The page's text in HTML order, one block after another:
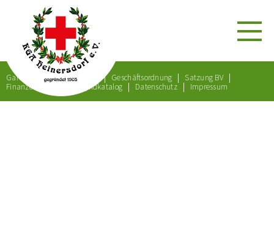
Gartenordnung Satzung Geschäftsordnung
Satzung BV
Finanzordnung
Bußgeldkatalog Datenschutz Impressum